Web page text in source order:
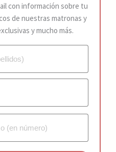
con información sobre tu
de nuestras matronas y
y mucho más.